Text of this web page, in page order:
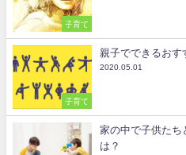
子育て
子育て
親子でできるおす
2020.05.01
家の中で子供たち
は？